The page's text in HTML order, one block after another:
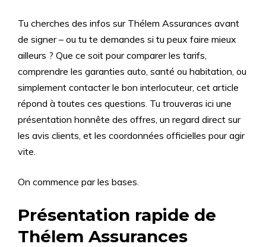
Tu cherches des infos sur Thélem Assurances avant
de signer – ou tu te demandes si tu peux faire mieux
ailleurs ? Que ce soit pour comparer les tarifs,
comprendre les garanties auto, santé ou habitation, ou
simplement contacter le bon interlocuteur, cet article
répond à toutes ces questions. Tu trouveras ici une
présentation honnête des offres, un regard direct sur
les avis clients, et les coordonnées officielles pour agir
vite.
On commence par les bases.
Présentation rapide de
Thélem Assurances